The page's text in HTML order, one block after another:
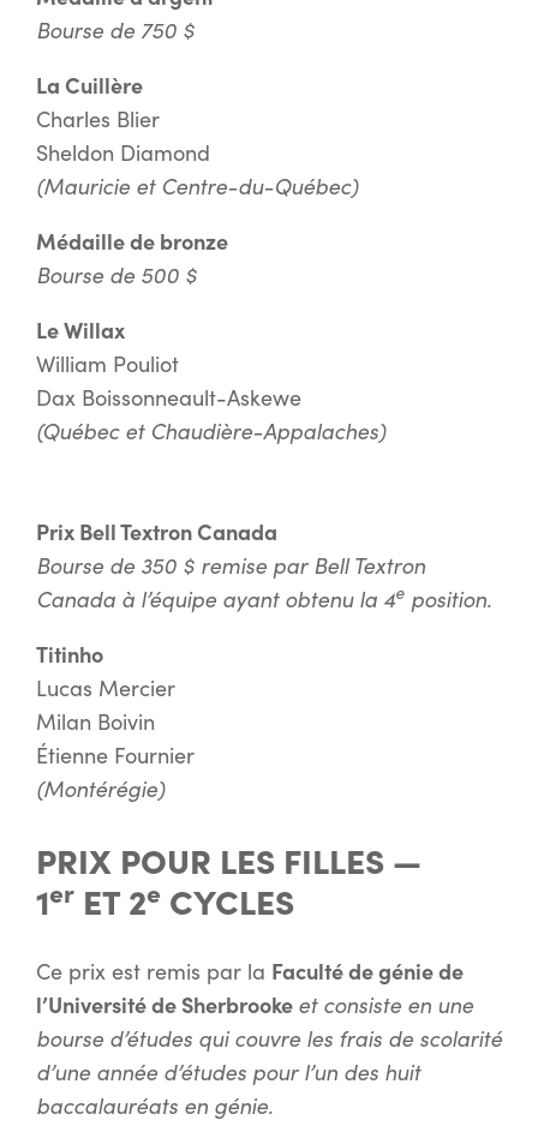
Bourse de 750 $
La Cuillère
Charles Blier
Sheldon Diamond
(Mauricie et Centre-du-Québec)
Médaille de bronze
Bourse de 500 $
Le Willax
William Pouliot
Dax Boissonneault-Askewe
(Québec et Chaudière-Appalaches)
Prix Bell Textron Canada
Bourse de 350 $ remise par Bell Textron
Canada à l’équipe ayant obtenu la 4e position.
Titinho
Lucas Mercier
Milan Boivin
Étienne Fournier
(Montérégie)
PRIX POUR LES FILLES —
1er ET 2e CYCLES
Ce prix est remis par la Faculté de génie de
l’Université de Sherbrooke et consiste en une
bourse d’études qui couvre les frais de scolarité
d’une année d’études pour l’un des huit
baccalauréats en génie.